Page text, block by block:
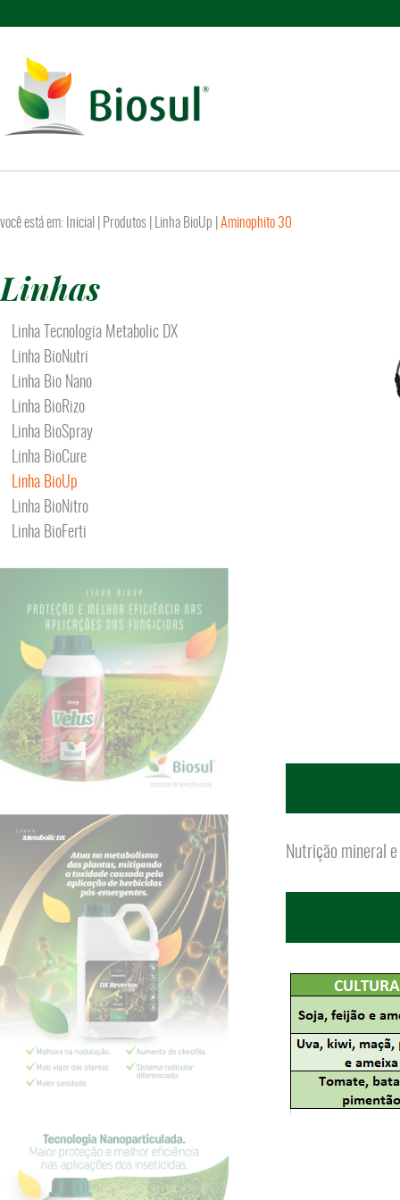
você está em: Inicial | Produtos | Linha BioUp Aminophito 30
Linhas
Linha Tecnologia Metabolic DX
Linha BioNutri
Linha Bio Nano
Linha BioRizo
Linha BioSpray
Linha BioCure
Linha BioUp
Linha BioNitro
Linha BioFerti
Nutrição mineral